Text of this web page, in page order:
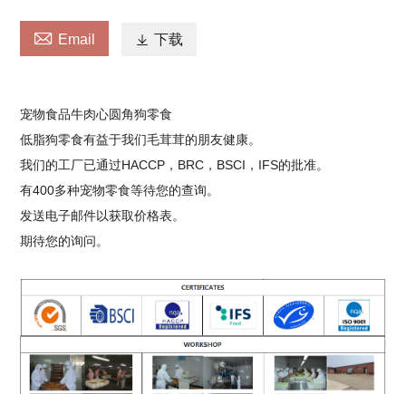
 Email  下载
宠物食品牛肉心圆角狗零食
低脂狗零食有益于我们毛茸茸的朋友健康。
我们的工厂已通过HACCP，BRC，BSCI，IFS的批准。
有400多种宠物零食等待您的查询。
发送电子邮件以获取价格表。
期待您的询问。